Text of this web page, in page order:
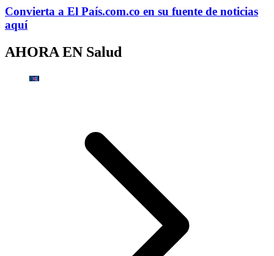
Convierta a El País.com.co en su fuente de noticias
aquí
AHORA EN Salud